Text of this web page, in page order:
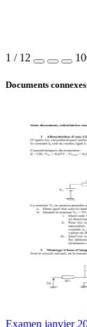
1 / 12
Documents connexes
Examen janvier